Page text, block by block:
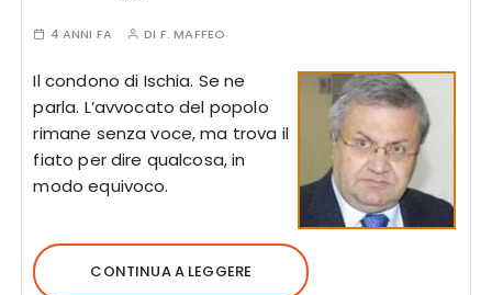
4 ANNI FA DI F. MAFFEO
Il condono di Ischia. Se ne
parla. L’avvocato del popolo
rimane senza voce, ma trova il
fiato per dire qualcosa, in
modo equivoco.
CONTINUA A LEGGERE